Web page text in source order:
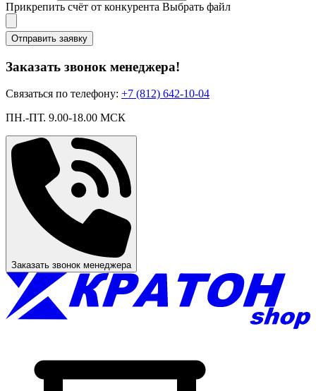
Прикрепить счёт от конкурента Выбрать файл
Отправить заявку
Заказать звонок менеджера!
Связаться по телефону: +7 (812) 642-10-04
ПН.-ПТ. 9.00-18.00 МСК
Заказать звонок менеджера